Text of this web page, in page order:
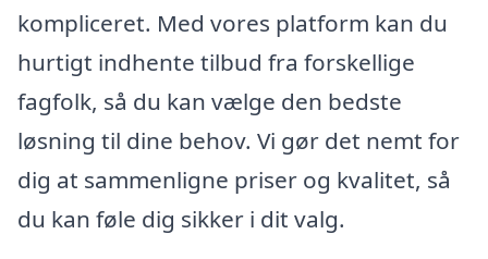
kompliceret. Med vores platform kan du
hurtigt indhente tilbud fra forskellige
fagfolk, så du kan vælge den bedste
løsning til dine behov. Vi gør det nemt for
dig at sammenligne priser og kvalitet, så
du kan føle dig sikker i dit valg.